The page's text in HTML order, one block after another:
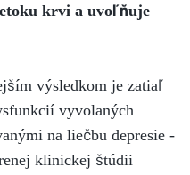
krvi a uvoľňuje
výsledkom je zatiaľ
vyvolaných
na liečbu depresie -
klinickej štúdii